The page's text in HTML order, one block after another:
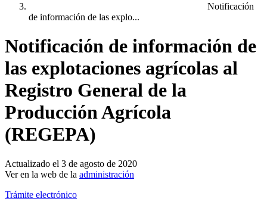
Notificación
de información de las explo...
Notificación de información de
las explotaciones agrícolas al
Registro General de la
Producción Agrícola
(REGEPA)
Actualizado el 3 de agosto de 2020
Ver en la web de la administración
Trámite electrónico